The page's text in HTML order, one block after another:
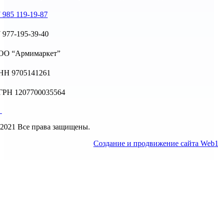
985 119-19-87
977-195-39-40
“Армимаркет”
9705141261
1207700035564
Все права защищены.
Создание и продвижение сайта